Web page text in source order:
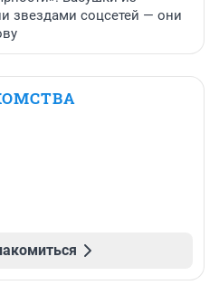
звездами соцсетей — они